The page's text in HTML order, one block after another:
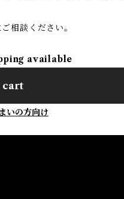
相談ください。
available
cart
いの方向け